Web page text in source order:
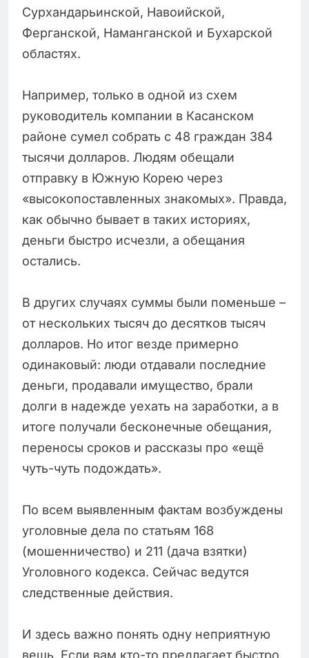
Сурхандарьинской, Навоийской,
Ферганской, Наманганской и Бухарской
областях.
Например, только в одной из схем
руководитель компании в Касанском
районе сумел собрать с 48 граждан 384
тысячи долларов. Людям обещали
отправку в Южную Корею через
«высокопоставленных знакомых». Правда,
как обычно бывает в таких историях,
деньги быстро исчезли, а обещания
остались.
В других случаях суммы были поменьше –
от нескольких тысяч до десятков тысяч
долларов. Но итог везде примерно
одинаковый: люди отдавали последние
деньги, продавали имущество, брали
долги в надежде уехать на заработки, а в
итоге получали бесконечные обещания,
переносы сроков и рассказы про «ещё
чуть-чуть подождать».
По всем выявленным фактам возбуждены
уголовные дела по статьям 168
(мошенничество) и 211 (дача взятки)
Уголовного кодекса. Сейчас ведутся
следственные действия.
И здесь важно понять одну неприятную
вещь. Если вам кто-то предлагает быстро,